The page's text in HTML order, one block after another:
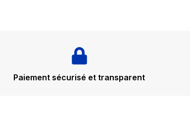
Paiement sécurisé et transparent